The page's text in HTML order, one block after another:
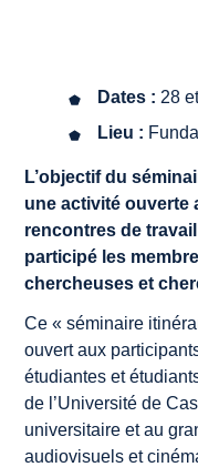
Dates : 28
Lieu :
L’objectif du
une activité ouverte
rencontres de
participé les
chercheuses et
Ce « séminaire
ouvert aux
étudiantes et
de l’Université de
universitaire et au
audiovisuels et